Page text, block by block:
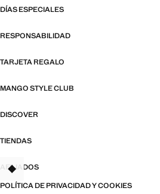
DÍAS ESPECIALES
RESPONSABILIDAD
TARJETA REGALO
MANGO STYLE CLUB
DISCOVER
TIENDAS
AFILIADOS
POLÍTICA DE PRIVACIDAD Y COOKIES